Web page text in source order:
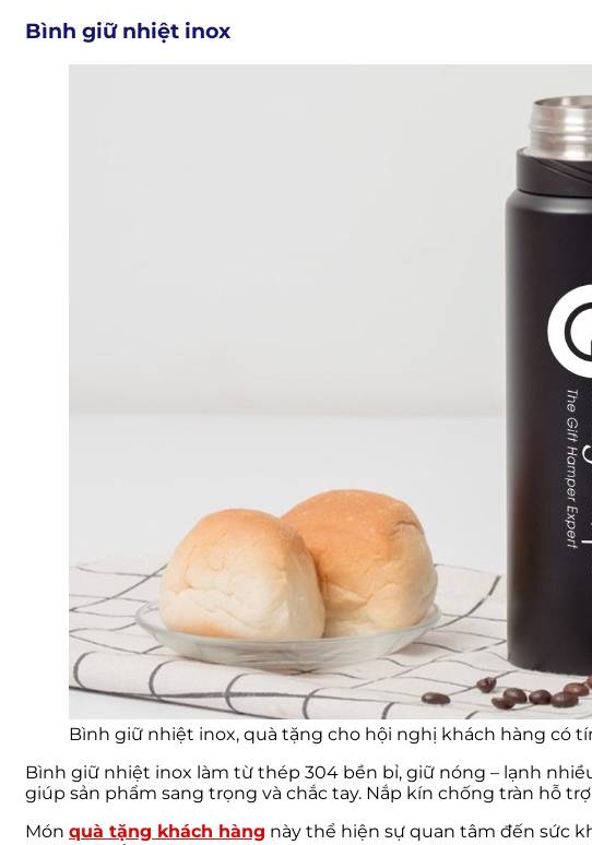
Bình giữ nhiệt inox
Bình giữ nhiệt inox, quà tặng cho hội nghị khách hàng có
Bình giữ nhiệt inox làm từ thép 304 bền bỉ, giữ nóng – lạnh
giúp sản phẩm sang trọng và chắc tay. Nắp kín chống tràn hỗ
Món quà tặng khách hàng này thể hiện sự quan tâm đến sức